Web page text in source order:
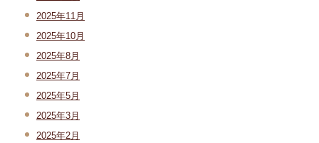
2025年11月
2025年10月
2025年8月
2025年7月
2025年5月
2025年3月
2025年2月